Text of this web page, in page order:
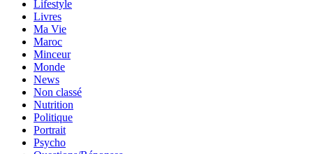
Lifestyle
Livres
Ma Vie
Maroc
Minceur
Monde
News
Non classé
Nutrition
Politique
Portrait
Psycho